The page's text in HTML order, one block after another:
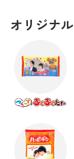
オリジナ